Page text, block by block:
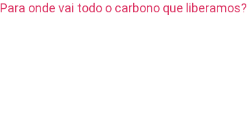
Para onde vai todo o carbono que liberamos?